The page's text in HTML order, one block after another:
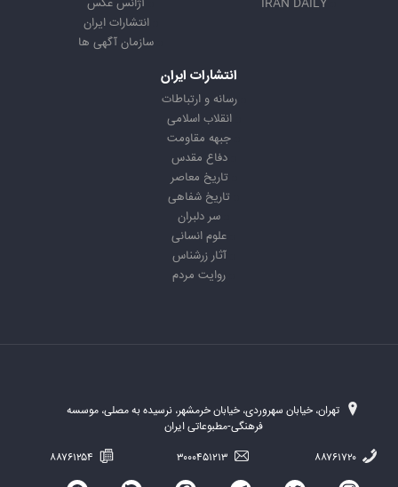
انتشارات ایران
سازمان آگهی ها
انتشارات ایران
رسانه و ارتباطات
انقلاب اسلامی
جبهه مقاومت
دفاع مقدس
تاریخ معاصر
تاریخ شفاهی
سر دلبران
علوم انسانی
آثار زرشناس
روایت مردم
تهران، خیابان سهروردی، خیابان خرمشهر، نرسیده به مصلی، موسسه
فرهنگی-مطبوعاتی ایران